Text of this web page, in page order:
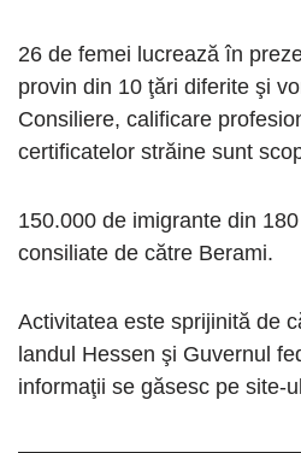
26 de femei lucrează în
provin din 10 ţări diferite şi
Consiliere, calificare
certificatelor străine sunt
150.000 de imigrante din
consiliate de către Berami.
Activitatea este sprijinită de
landul Hessen şi Guvernul
informaţii se găsesc pe site-ul